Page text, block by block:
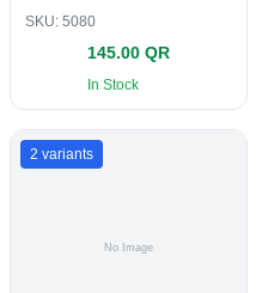
SKU: 5080
145.00 QR
In Stock
2 variants